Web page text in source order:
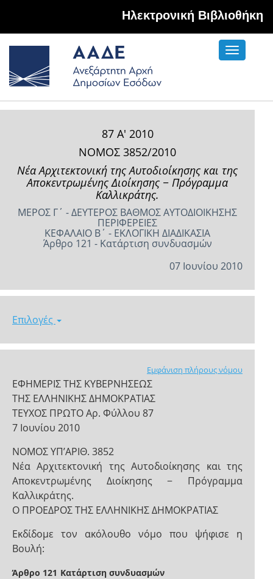
Hλεκτρονική Βιβλιοθήκη
Toggle
87 Α' 2010
ΝΟΜΟΣ 3852/2010
Νέα Αρχιτεκτονική της Αυτοδιοίκησης και της
Αποκεντρωμένης Διοίκησης − Πρόγραμμα
Καλλικράτης.
ΜΕΡΟΣ Γ΄ - ΔΕΥΤΕΡΟΣ ΒΑΘΜΟΣ ΑΥΤΟΔΙΟΙΚΗΣΗΣ
ΠΕΡΙΦΕΡΕΙΕΣ
ΚΕΦΑΛΑΙΟ Β΄ - ΕΚΛΟΓΙΚΗ ΔΙΑΔΙΚΑΣΙΑ
Άρθρο 121 - Κατάρτιση συνδυασμών
07 Ιουνίου 2010
Επιλογές
Εμφάνιση πλήρους νόμου
ΕΦΗΜΕΡΙΣ ΤΗΣ ΚΥΒΕΡΝΗΣΕΩΣ
ΤΗΣ ΕΛΛΗΝΙΚΗΣ ΔΗΜΟΚΡΑΤΙΑΣ
ΤΕΥΧΟΣ ΠΡΩΤΟ Αρ. Φύλλου 87
7 Ιουνίου 2010
NOMOΣ ΥΠ’ΑΡΙΘ. 3852
Νέα Αρχιτεκτονική της Αυτοδιοίκησης και της
Αποκεντρωμένης Διοίκησης − Πρόγραμμα
Καλλικράτης.
Ο ΠΡΟΕΔΡΟΣ ΤΗΣ ΕΛΛΗΝΙΚΗΣ ΔΗΜΟΚΡΑΤΙΑΣ
Εκδίδομε τον ακόλουθο νόμο που ψήφισε η
Βουλή:
Άρθρο 121 Κατάρτιση συνδυασμών